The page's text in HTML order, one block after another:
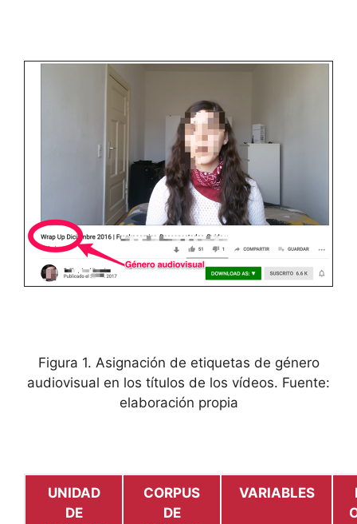
Figura 1. Asignación de etiquetas de género
audiovisual en los títulos de los vídeos. Fuente:
elaboración propia
UNIDAD
DE
CORPUS
DE
VARIABLES